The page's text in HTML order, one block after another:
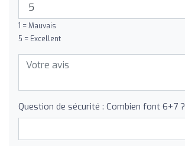
1 = Mauvais
5 = Excellent
Question de sécurité : Combien font 6+7 ?